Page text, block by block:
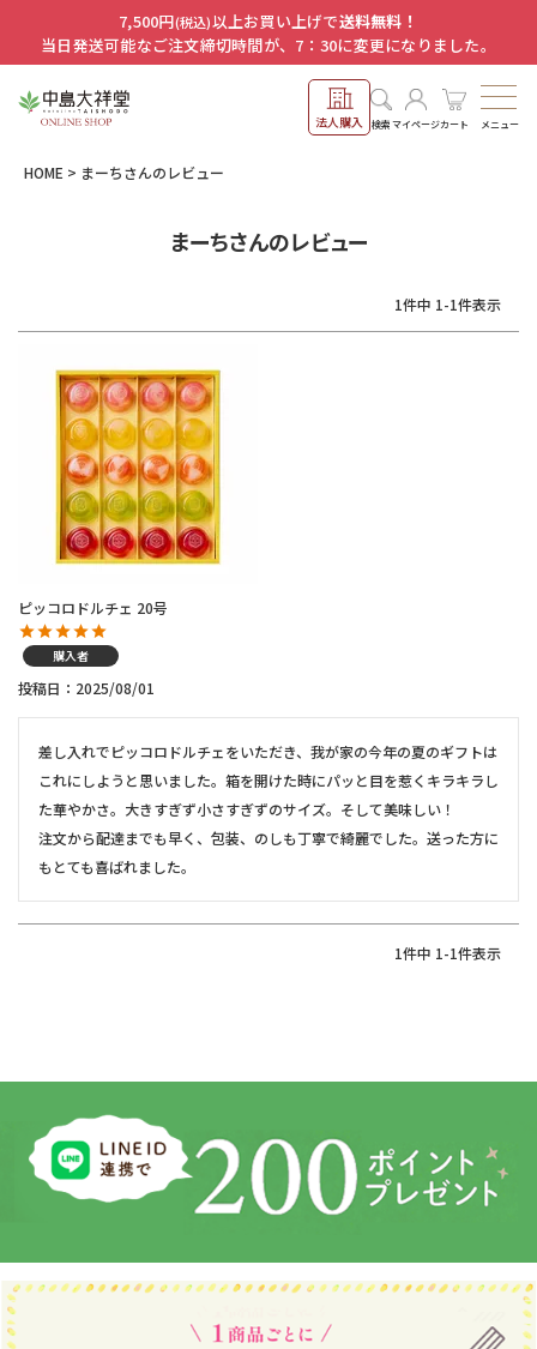
7,500円(税込)以上お買い上げで送料無料！
当日発送可能なご注文締切時間が、7：30に変更になりました。
法人購入 検索マイページカート メニュー
HOME まーちさんのレビュー
まーちさんのレビュー
1件中 1-1件表示
ピッコロドルチェ 20号
購入者
投稿日 2025/08/01
差し入れでピッコロドルチェをいただき、我が家の今年の夏のギフトは
これにしようと思いました。箱を開けた時にパッと目を惹くキラキラし
た華やかさ。大きすぎず小さすぎずのサイズ。そして美味しい！
注文から配達までも早く、包装、のしも丁寧で綺麗でした。送った方に
もとても喜ばれました。
1件中 1-1件表示